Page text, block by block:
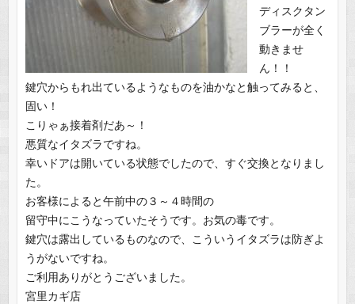
ディスクタン
ブラーが全く
動きませ
ん！！
鍵穴からもれ出ているようなものを油かなと触ってみると、
固い！
こりゃぁ接着剤だあ～！
悪質なイタズラですね。
幸いドアは開いている状態でしたので、すぐ交換となりまし
た。
お客様によると午前中の３～４時間の
留守中にこうなっていたそうです。お気の毒です。
鍵穴は露出しているものなので、こういうイタズラは防ぎよ
うがないですね。
ご利用ありがとうございました。
宮里カギ店